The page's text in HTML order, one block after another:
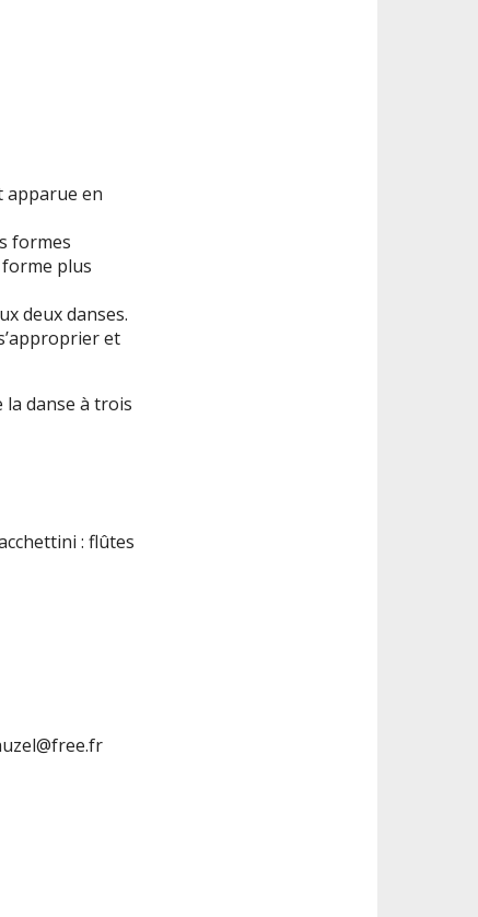
apparue en
formes
plus
deux danses.
et
danse à trois
: flûtes